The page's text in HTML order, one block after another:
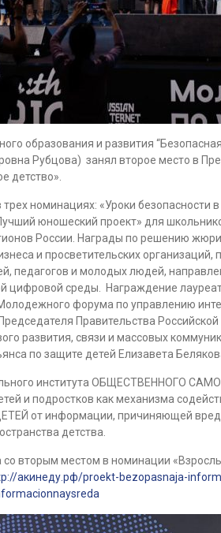
образования и развития
Рубцова) занял второе место в
детство».
номинациях: «Уроки безопасности
юношеский проект» для
России. Награды по решению
и просветительских
педагогов и молодых людей,
цифровой среды. Награждение
форума по управлению
Правительства
развития, связи и массовых
по защите детей Елизавета
института ОБЩЕСТВЕННОГО
и подростков как механизма
от информации, причиняющей
детства.
вторым местом в номинации
акинеду.рф/proekt-bezopasnaja-